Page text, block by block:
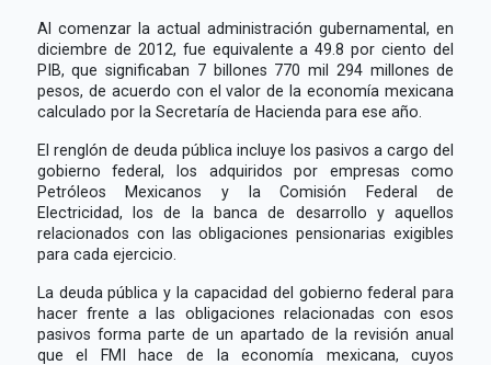
Al comenzar la actual administración gubernamental, en
diciembre de 2012, fue equivalente a 49.8 por ciento del
PIB, que significaban 7 billones 770 mil 294 millones de
pesos, de acuerdo con el valor de la economía mexicana
calculado por la Secretaría de Hacienda para ese año.
El renglón de deuda pública incluye los pasivos a cargo del
gobierno federal, los adquiridos por empresas como
Petróleos Mexicanos y la Comisión Federal de
Electricidad, los de la banca de desarrollo y aquellos
relacionados con las obligaciones pensionarias exigibles
para cada ejercicio.
La deuda pública y la capacidad del gobierno federal para
hacer frente a las obligaciones relacionadas con esos
pasivos forma parte de un apartado de la revisión anual
que el FMI hace de la economía mexicana, cuyos